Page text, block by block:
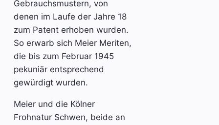
Gebrauchsmustern, von
denen im Laufe der Jahre 18
zum Patent erhoben wurden.
So erwarb sich Meier Meriten,
die bis zum Februar 1945
pekuniär entsprechend
gewürdigt wurden.
Meier und die Kölner
Frohnatur Schwen, beide an